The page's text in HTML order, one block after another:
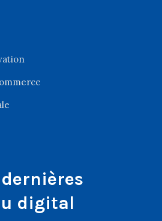
dernières
digital